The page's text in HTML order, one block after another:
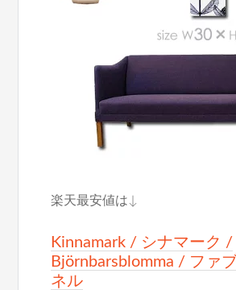
楽天最安値は↓
Kinnamark / シナマーク /
Björnbarsblomma / ファ
ネル